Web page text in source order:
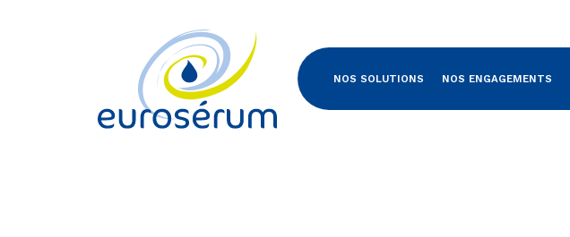
Euroserum : ingrédients laitiers
NOS SOLUTIONS NOS ENGAGEMENTS